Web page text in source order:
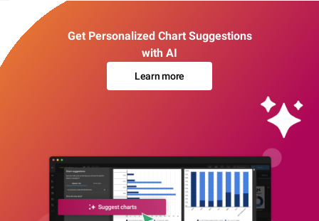
Get Personalized Chart Suggestions
with AI
Learn more